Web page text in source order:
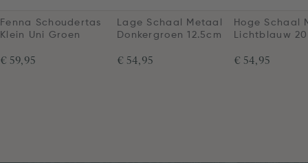
Fenna Schoudertas
Klein Uni Groen
€ 59,95
Lage Schaal Metaal
Donkergroen 12.5cm
€ 54,95
Hoge Schaal
Lichtblauw
€ 54,95